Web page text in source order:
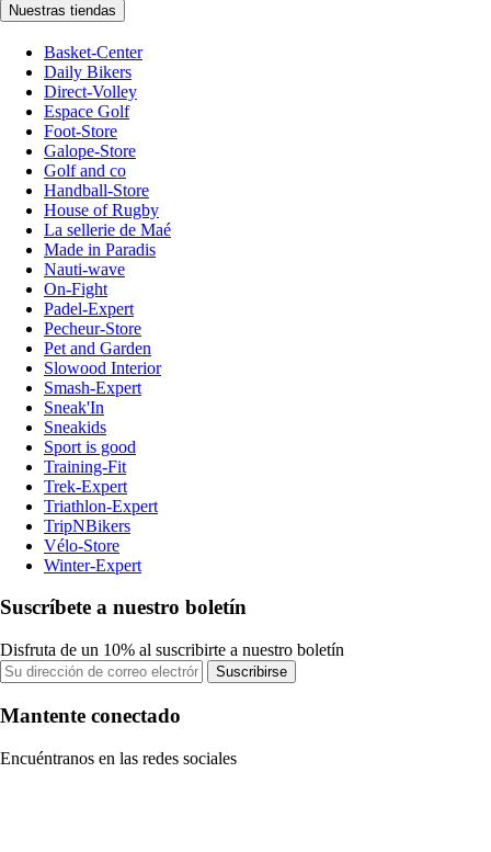
Nuestras tiendas
Basket-Center
Daily Bikers
Direct-Volley
Espace Golf
Foot-Store
Galope-Store
Golf and co
Handball-Store
House of Rugby
La sellerie de Maé
Made in Paradis
Nauti-wave
On-Fight
Padel-Expert
Pecheur-Store
Pet and Garden
Slowood Interior
Smash-Expert
Sneak'In
Sneakids
Sport is good
Training-Fit
Trek-Expert
Triathlon-Expert
TripNBikers
Vélo-Store
Winter-Expert
Suscríbete a nuestro boletín
Disfruta de un 10% al suscribirte a nuestro boletín
Suscribirse
Mantente conectado
Encuéntranos en las redes sociales